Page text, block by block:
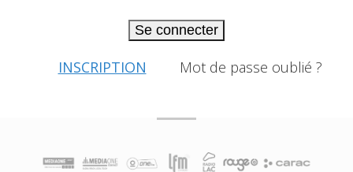
Se connecter
INSCRIPTION Mot de passe oublié ?